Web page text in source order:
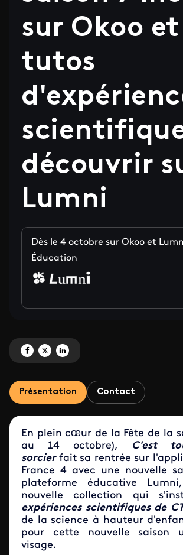
sur Okoo
tutos
découvrir
Lumni
Dès le 4 octobre sur Okoo et
Éducation
Partagez '« C’est toujours pas sorcier » : saison
Partagez '« C’est toujours pas sorcier » :
Partagez '« C’est toujours pas sorcier
Présentation Contact
En plein cœur de la Fête de la
au 14 octobre),
C'est
sorcierfait sa rentrée sur l'appli
France 4 avec une nouvelle
plateforme éducative
nouvelle collection qui
expériences scientifiques de
de la science à hauteur
pour cette nouvelle saison
visage.